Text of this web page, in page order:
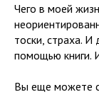
Чего в моей
тоски, страха.
помощью книги.
Вы еще можете